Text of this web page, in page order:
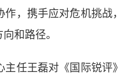
，携手应对危机挑战
和路径。
任王磊对《国际锐评